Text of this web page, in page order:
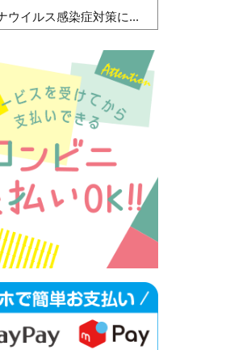
ウイルス感染症対策に...